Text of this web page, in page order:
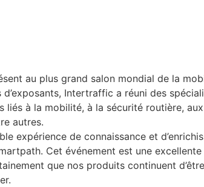
au plus grand salon mondial de la
d’exposants, Intertraffic a réuni des
liés à la mobilité, à la sécurité routière,
autres.
expérience de connaissance et
Cet événement est une
que nos produits continuent